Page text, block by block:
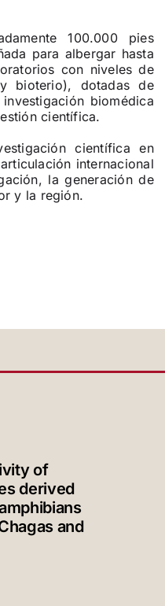
100.000 pies
para albergar hasta
con niveles de
bioterio), dotadas de
biomédica
científica.
científica en
internacional
la generación de
y la región.
of
derived
and